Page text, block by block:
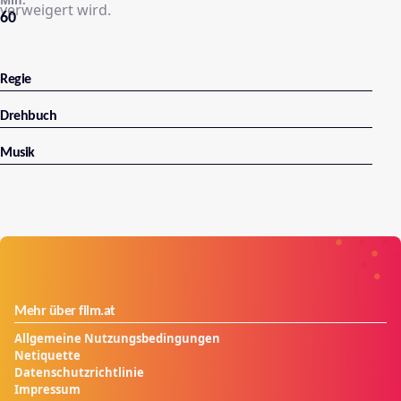
verweigert wird.
60
Regie
Drehbuch
Musik
Mehr über film.at
Allgemeine Nutzungsbedingungen
Netiquette
Datenschutzrichtlinie
Impressum